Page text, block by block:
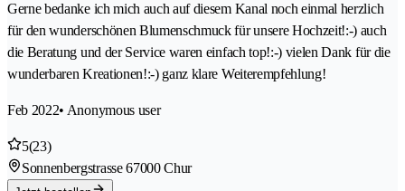
Gerne bedanke ich mich auch auf diesem Kanal noch einmal herzlich
für den wunderschönen Blumenschmuck für unsere Hochzeit!:-) auch
die Beratung und der Service waren einfach top!:-) vielen Dank für die
wunderbaren Kreationen!:-) ganz klare Weiterempfehlung!
Feb 2022• Anonymous user
5(23)
Sonnenbergstrasse 67000 Chur